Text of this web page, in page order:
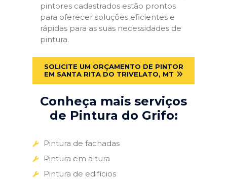
pintores cadastrados estão prontos
para oferecer soluções eficientes e
rápidas para as suas necessidades de
pintura.
SOLICITE UM ORÇAMENTO DE PINTOR
EM SANTA RITA DO TRIVELATO, MT
Conheça mais serviços
de Pintura do Grifo:
Pintura de fachadas
Pintura em altura
Pintura de edifícios